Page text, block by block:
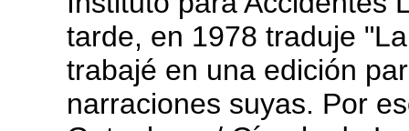
tarde, en 1978 traduje
trabajé en una edición
narraciones suyas. Por